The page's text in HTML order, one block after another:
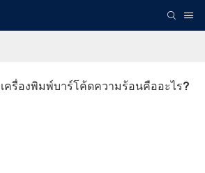
รื่องพิมพ์บาร์โค้ดความร้อนคืออะไร?